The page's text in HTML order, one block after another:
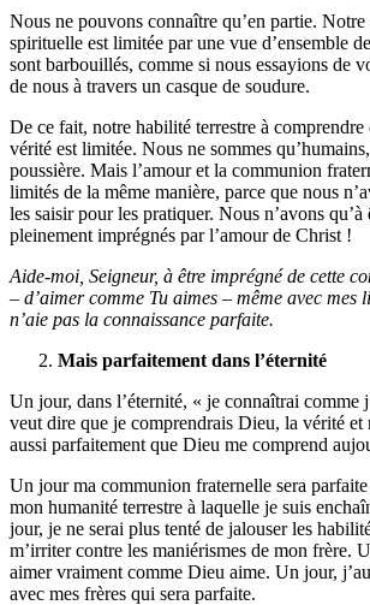
Nous ne pouvons connaître qu’en partie. Notre
spirituelle est limitée par une vue d’ensemble
sont barbouillés, comme si nous essayions de
de nous à travers un casque de soudure.
De ce fait, notre habilité terrestre à comprendre
vérité est limitée. Nous ne sommes
poussière. Mais l’amour et la communion
limités de la même manière, parce que nous
les saisir pour les pratiquer. Nous n’avons qu’à
pleinement imprégnés par l’amour de Christ !
Aide-moi, Seigneur, à être imprégné de cette
– d’aimer comme Tu aimes – même avec mes
n’aie pas la connaissance parfaite.
Mais parfaitement dans l’éternité
Un jour, dans l’éternité, « je connaîtrai comme
veut dire que je comprendrais Dieu, la vérité et
aussi parfaitement que Dieu me comprend
Un jour ma communion fraternelle sera
mon humanité terrestre à laquelle je suis
jour, je ne serai plus tenté de jalouser les
m’irriter contre les maniérismes de mon frère.
aimer vraiment comme Dieu aime. Un jour,
avec mes frères qui sera parfaite.